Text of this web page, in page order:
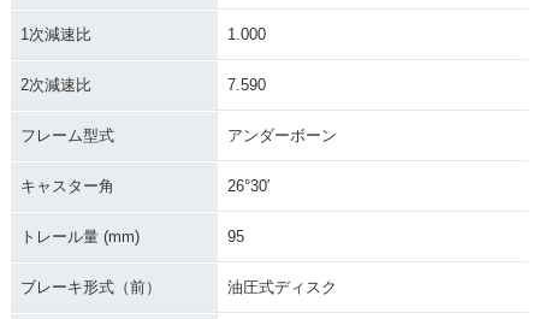
1次減速比 1.000
2次減速比 7.590
フレーム型式 アンダーボーン
キャスター角 26°30′
トレール量 (mm) 95
ブレーキ形式（前） 油圧式ディスク